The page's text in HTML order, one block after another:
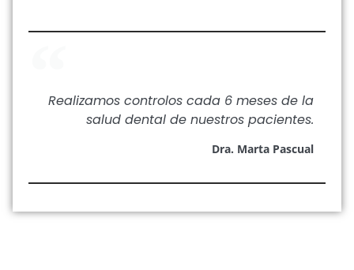
Realizamos controlos cada 6 meses de la
salud dental de nuestros pacientes.
Dra. Marta Pascual